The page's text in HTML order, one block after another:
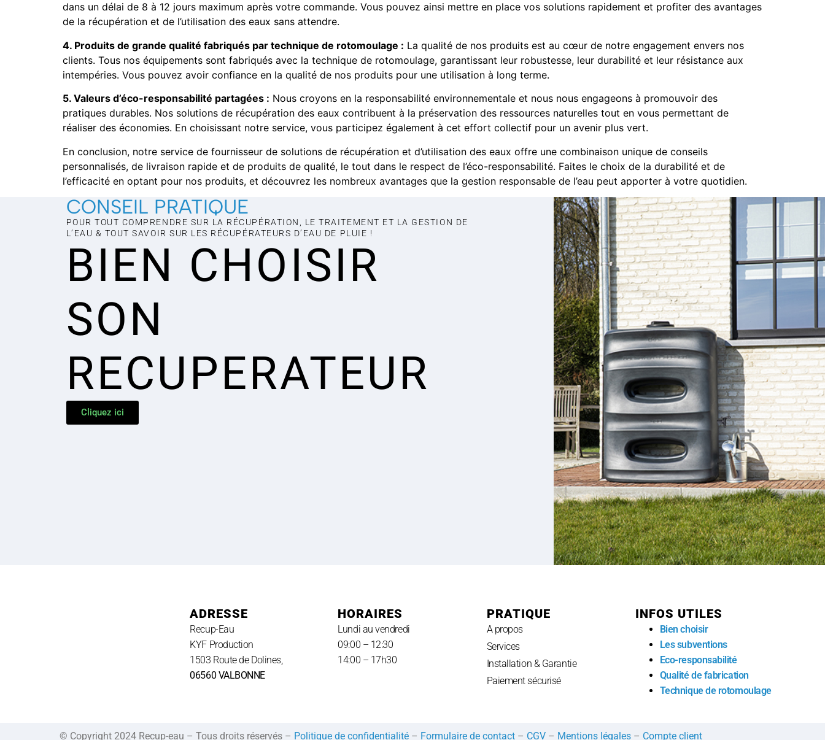
dans un délai de 8 à 12 jours maximum après votre commande. Vous pouvez ainsi mettre en place vos solutions rapidement et profiter des avantages
de la récupération et de l’utilisation des eaux sans attendre.
4. Produits de grande qualité fabriqués par technique de rotomoulage : La qualité de nos produits est au cœur de notre engagement envers nos
clients. Tous nos équipements sont fabriqués avec la technique de rotomoulage, garantissant leur robustesse, leur durabilité et leur résistance aux
intempéries. Vous pouvez avoir confiance en la qualité de nos produits pour une utilisation à long terme.
5. Valeurs d’éco-responsabilité partagées : Nous croyons en la responsabilité environnementale et nous nous engageons à promouvoir des
pratiques durables. Nos solutions de récupération des eaux contribuent à la préservation des ressources naturelles tout en vous permettant de
réaliser des économies. En choisissant notre service, vous participez également à cet effort collectif pour un avenir plus vert.
En conclusion, notre service de fournisseur de solutions de récupération et d’utilisation des eaux offre une combinaison unique de conseils
personnalisés, de livraison rapide et de produits de qualité, le tout dans le respect de l’éco-responsabilité. Faites le choix de la durabilité et de
l’efficacité en optant pour nos produits, et découvrez les nombreux avantages que la gestion responsable de l’eau peut apporter à votre quotidien.
CONSEIL PRATIQUE
POUR TOUT COMPRENDRE SUR LA RÉCUPÉRATION, LE TRAITEMENT ET LA GESTION DE
L’EAU & TOUT SAVOIR SUR LES RÉCUPÉRATEURS D’EAU DE PLUIE !
BIEN CHOISIR
SON
RECUPERATEUR
Cliquez ici
ADRESSE
Recup-Eau
KYF Production
1503 Route de Dolines,
06560 VALBONNE
HORAIRES
Lundi au vendredi
09:00 – 12:30
14:00 – 17h30
PRATIQUE
A propos
Services
Installation & Garantie
Paiement sécurisé
INFOS UTILES
Bien choisir
Les subventions
Eco-responsabilité
Qualité de fabrication
Technique de rotomoulage
© Copyright 2024 Recup-eau – Tous droits réservés – Politique de confidentialité – Formulaire de contact – CGV – Mentions légales – Compte client